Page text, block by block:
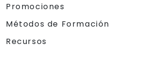
Promociones
Métodos de Formación
Recursos